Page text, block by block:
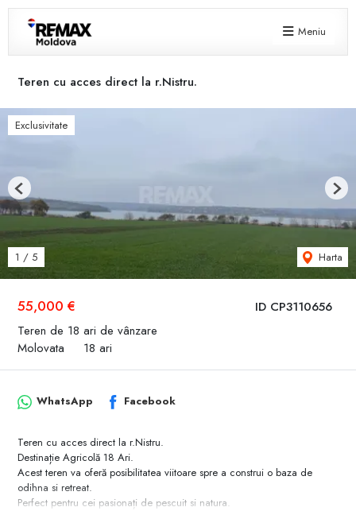
Meniu
Teren cu acces direct la r.Nistru.
ID CP3110656
55,000 €
Teren de 18 ari de vânzare
Molovata
18 ari
Exclusivitate
1 / 5 Harta
Previous Next
WhatsApp Facebook
Teren cu acces direct la r.Nistru.
Destinație Agricolă 18 Ari.
Acest teren va oferă posibilitatea viitoare spre a construi o baza de
odihna si retreat.
Perfect pentru cei pasionați de pescuit si natura.